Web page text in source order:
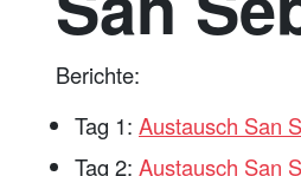
Berichte:
Tag 1: Austausch San
Tag 2: Austausch San